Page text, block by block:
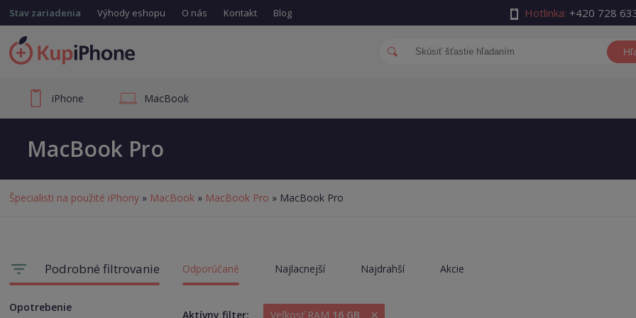
Stav zariadenia Výhody eshopu O nás Kontakt Blog Hotlinka: +420 728
iPhone MacBook
MacBook Pro
Špecialisti na použité iPhony » MacBook » MacBook Pro » MacBook Pro
Podrobné filtrovanie
Opotrebenie
Odporúčané Najlacnejší Najdrahší Akcie
Aktívny filter: Veľkosť RAM 16 GB